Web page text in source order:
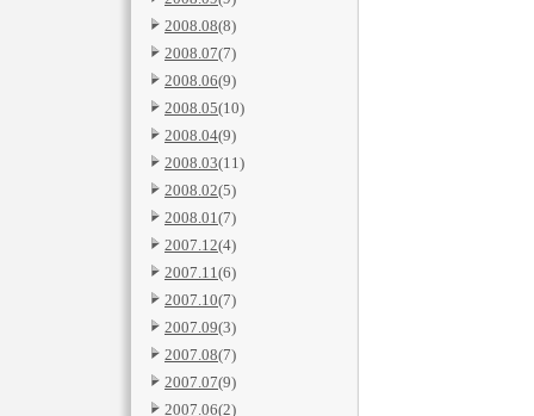
2008.08(8)
2008.07(7)
2008.06(9)
2008.05(10)
2008.04(9)
2008.03(11)
2008.02(5)
2008.01(7)
2007.12(4)
2007.11(6)
2007.10(7)
2007.09(3)
2007.08(7)
2007.07(9)
2007.06(2)